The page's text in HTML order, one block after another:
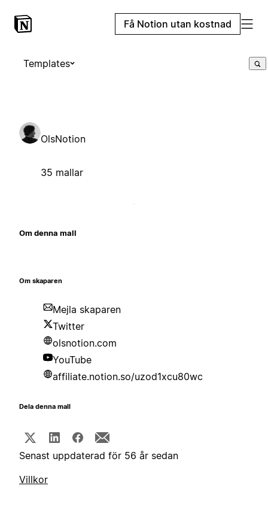
Få Notion utan kostnad
Templates
OlsNotion
35 mallar
Om denna mall
Om skaparen
Mejla skaparen
Twitter
olsnotion.com
YouTube
affiliate.notion.so/uzod1xcu80wc
Dela denna mall
Senast uppdaterad för 56 år sedan
Villkor